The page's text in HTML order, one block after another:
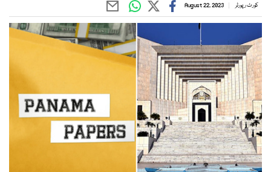
کورٹ رپورٹر August 22, 2023